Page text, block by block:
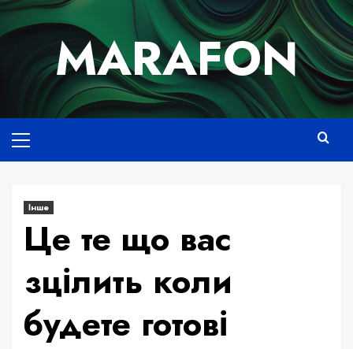
Skip
to
MARAFON
меню
Інше
Це те що вас
зцілить коли
будете готові